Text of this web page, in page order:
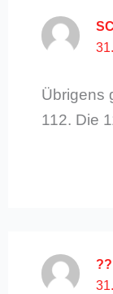
Übrigens
112. Die